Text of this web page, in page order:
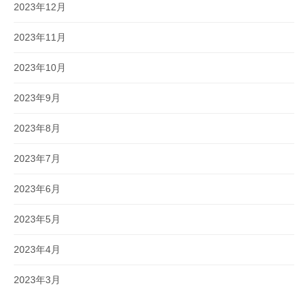
2023年12月
2023年11月
2023年10月
2023年9月
2023年8月
2023年7月
2023年6月
2023年5月
2023年4月
2023年3月